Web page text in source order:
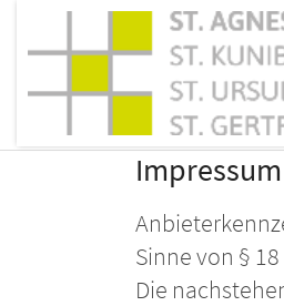
Zum Inhalt springen
Impressum
Sinne von §
Die